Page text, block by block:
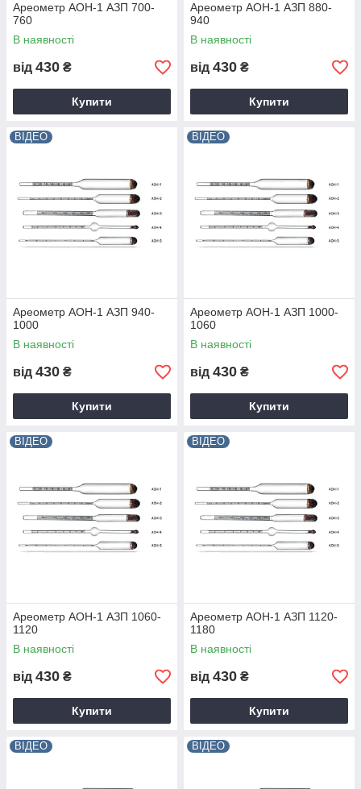
Ареометр АОН-1 АЗП 700-
760
В наявності
від 430 ₴
Купити
Ареометр АОН-1 АЗП 880-
940
В наявності
від 430 ₴
Купити
ВІДЕО
Ареометр АОН-1 АЗП 940-
1000
В наявності
від 430 ₴
Купити
ВІДЕО
Ареометр АОН-1 АЗП 1000-
1060
В наявності
від 430 ₴
Купити
ВІДЕО
Ареометр АОН-1 АЗП 1060-
1120
В наявності
від 430 ₴
Купити
ВІДЕО
Ареометр АОН-1 АЗП 1120-
1180
В наявності
від 430 ₴
Купити
ВІДЕО ВІДЕО